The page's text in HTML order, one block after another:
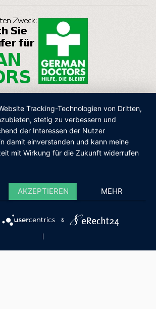
DATENSCHUTZ
Tracking-Technologien von Dritten,
stetig zu verbessern und
der Interessen der Nutzer
damit einverstanden und kann meine
mit Wirkung für die Zukunft widerrufen
AKZEPTIEREN MEHR
&